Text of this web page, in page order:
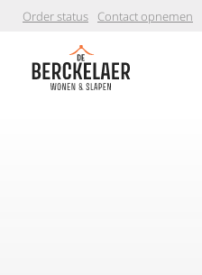
Order status Contact opnemen